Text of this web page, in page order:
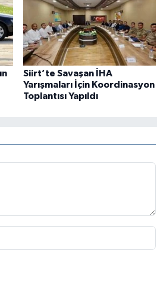
Siirt’te Savaşan İHA
Yarışmaları İçin Koordinasyon
Toplantısı Yapıldı